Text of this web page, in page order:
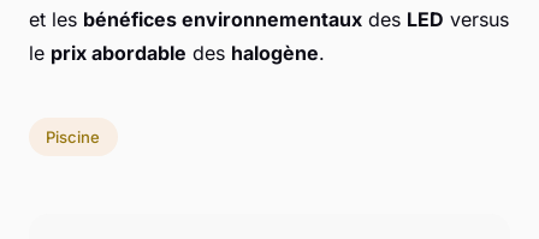
et les bénéfices environnementaux des LED versus
le prix abordable des halogène.
Piscine